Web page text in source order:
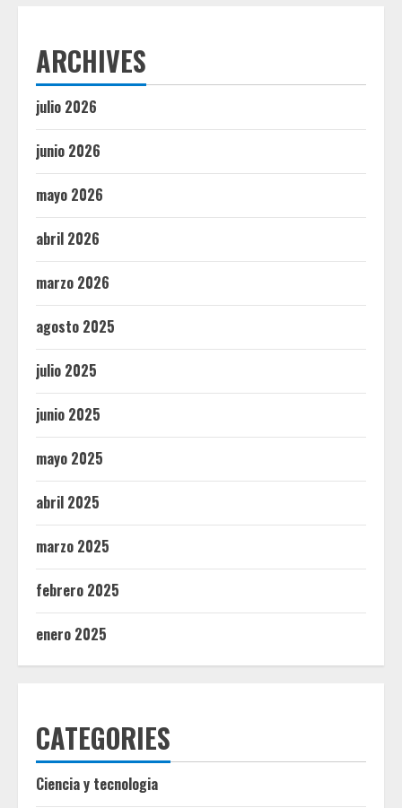
ARCHIVES
julio 2026
junio 2026
mayo 2026
abril 2026
marzo 2026
agosto 2025
julio 2025
junio 2025
mayo 2025
abril 2025
marzo 2025
febrero 2025
enero 2025
CATEGORIES
Ciencia y tecnologia